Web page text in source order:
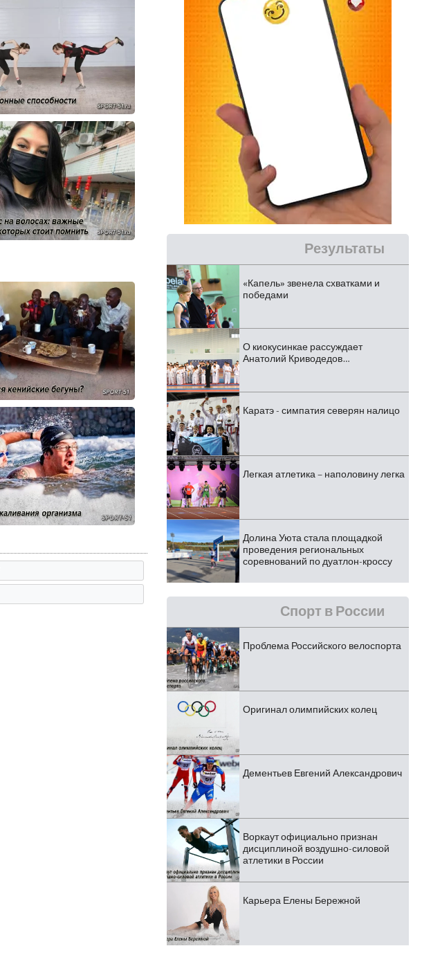
Результаты
«Капель» звенела схватками и
победами
О киокусинкае рассуждает
Анатолий Криводедов…
Каратэ - симпатия северян налицо
Легкая атлетика – наполовину легка
Долина Уюта стала площадкой
проведения региональных
соревнований по дуатлон-кроссу
Спорт в России
Проблема Российского велоспорта
Оригинал олимпийских колец
Дементьев Евгений Александрович
Воркаут официально признан
дисциплиной воздушно-силовой
атлетики в России
Карьера Елены Бережной